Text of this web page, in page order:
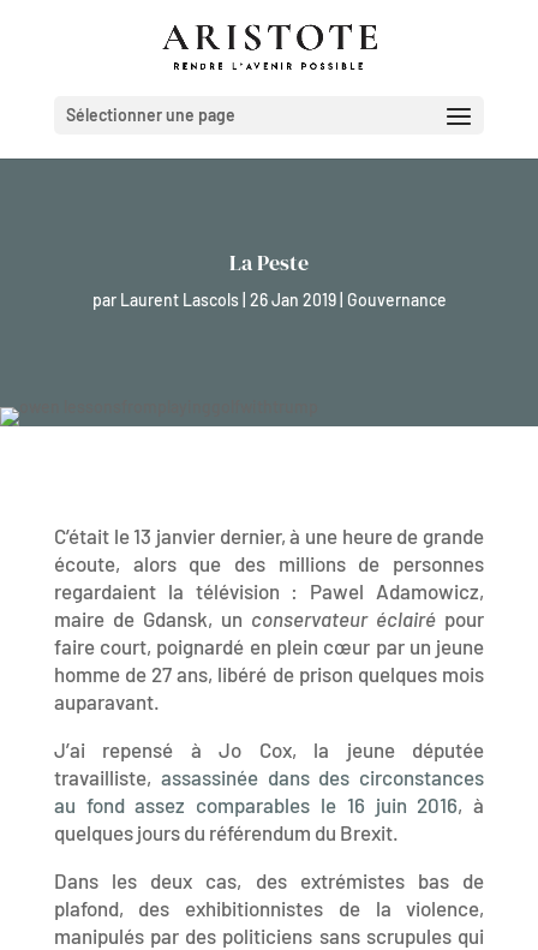
Sélectionner une page
La Peste
par Laurent Lascols| 26 Jan 2019| Gouvernance
C’était le 13 janvier dernier, à une heure de grande
écoute, alors que des millions de personnes
regardaient la télévision : Pawel Adamowicz,
maire de Gdansk, un conservateur éclairé pour
faire court, poignardé en plein cœur par un jeune
homme de 27 ans, libéré de prison quelques mois
auparavant.
J’ai repensé à Jo Cox, la jeune députée
travailliste, assassinée dans des circonstances
au fond assez comparables le 16 juin 2016, à
quelques jours du référendum du Brexit.
Dans les deux cas, des extrémistes bas de
plafond, des exhibitionnistes de la violence,
manipulés par des politiciens sans scrupules qui